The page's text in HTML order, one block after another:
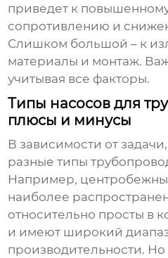
приведет к
сопротивлению и
Слишком большой – к
материалы и монтаж.
учитывая все факторы.
Типы насосов для
плюсы и минусы
В зависимости от
разные типы
Например,
наиболее
относительно просты в
и имеют широкий
производительности.